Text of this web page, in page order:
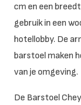
cm en een
gebruik in een
hotellobby. De
barstoel maken
van je omgeving.
De Barstoel